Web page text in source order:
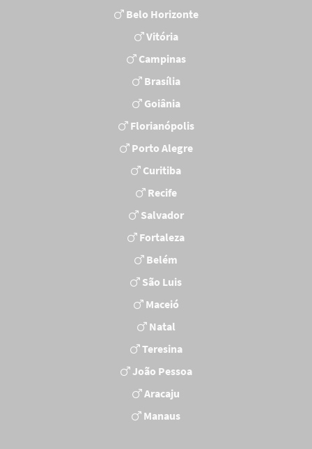
Belo Horizonte
Vitória
Campinas
Brasília
Goiânia
Florianópolis
Porto Alegre
Curitiba
Recife
Salvador
Fortaleza
Belém
São Luis
Maceió
Natal
Teresina
João Pessoa
Aracaju
Manaus